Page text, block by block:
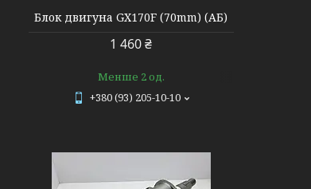
Блок двигуна GX170F (70mm) (АБ)
1 460 ₴
Менше 2 од.
+380 (93) 205-10-10